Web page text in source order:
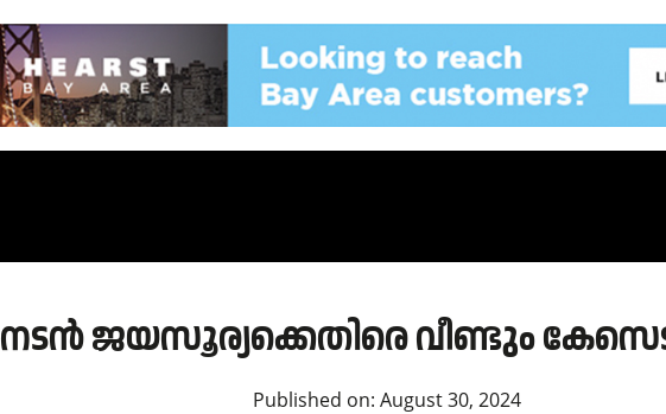
നടന്‍ ജയസൂര്യക്കെതിരെ വീണ്ടും
Published on: August 30, 2024